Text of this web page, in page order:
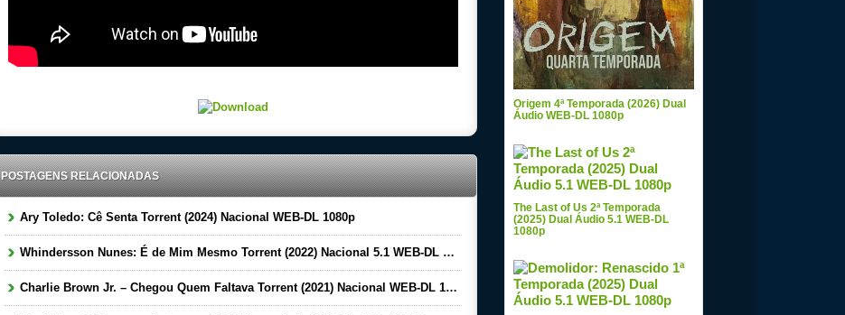
POSTAGENS RELACIONADAS
Ary Toledo: Cê Senta Torrent (2024) Nacional WEB-DL 1080p
Whindersson Nunes: É de Mim Mesmo Torrent (2022) Nacional 5.1 WEB-DL 1080p – Download
Charlie Brown Jr. – Chegou Quem Faltava Torrent (2021) Nacional WEB-DL 1080p – Download
Origem 4ª Temporada (2026) Dual
Áudio WEB-DL 1080p
The Last of Us 2ª Temporada
(2025) Dual Áudio 5.1 WEB-DL
1080p